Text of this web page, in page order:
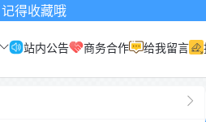
站内公告 商务合作 给我留言